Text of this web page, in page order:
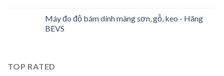
Máy đo độ bám dính màng sơn, gỗ, keo - Hãng
BEVS
TOP RATED